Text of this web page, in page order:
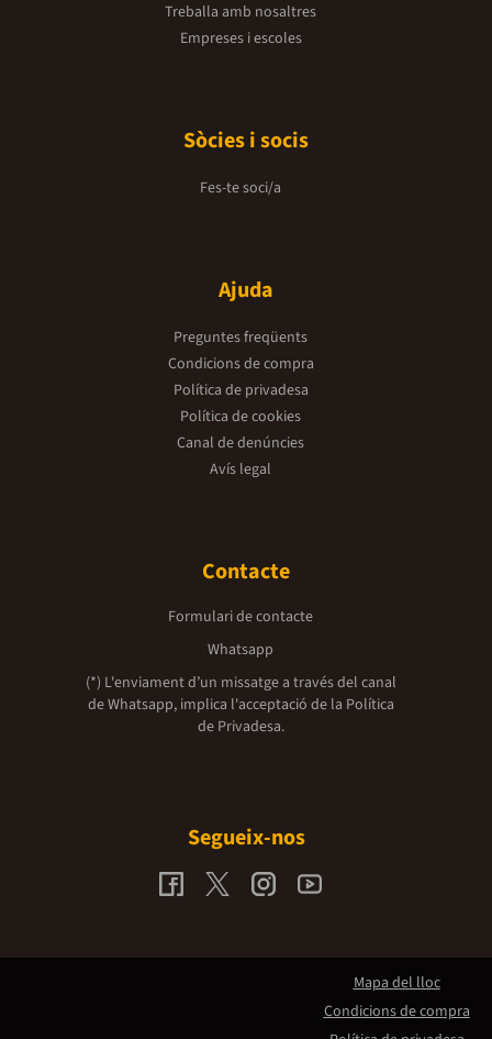
Treballa amb nosaltres
Empreses i escoles
Sòcies i socis
Fes-te soci/a
Ajuda
Preguntes freqüents
Condicions de compra
Política de privadesa
Política de cookies
Canal de denúncies
Avís legal
Contacte
Formulari de contacte
Whatsapp
(*) L'enviament d’un missatge a través del canal
de Whatsapp, implica l'acceptació de la Política
de Privadesa.
Segueix-nos
Mapa del lloc
Condicions de compra